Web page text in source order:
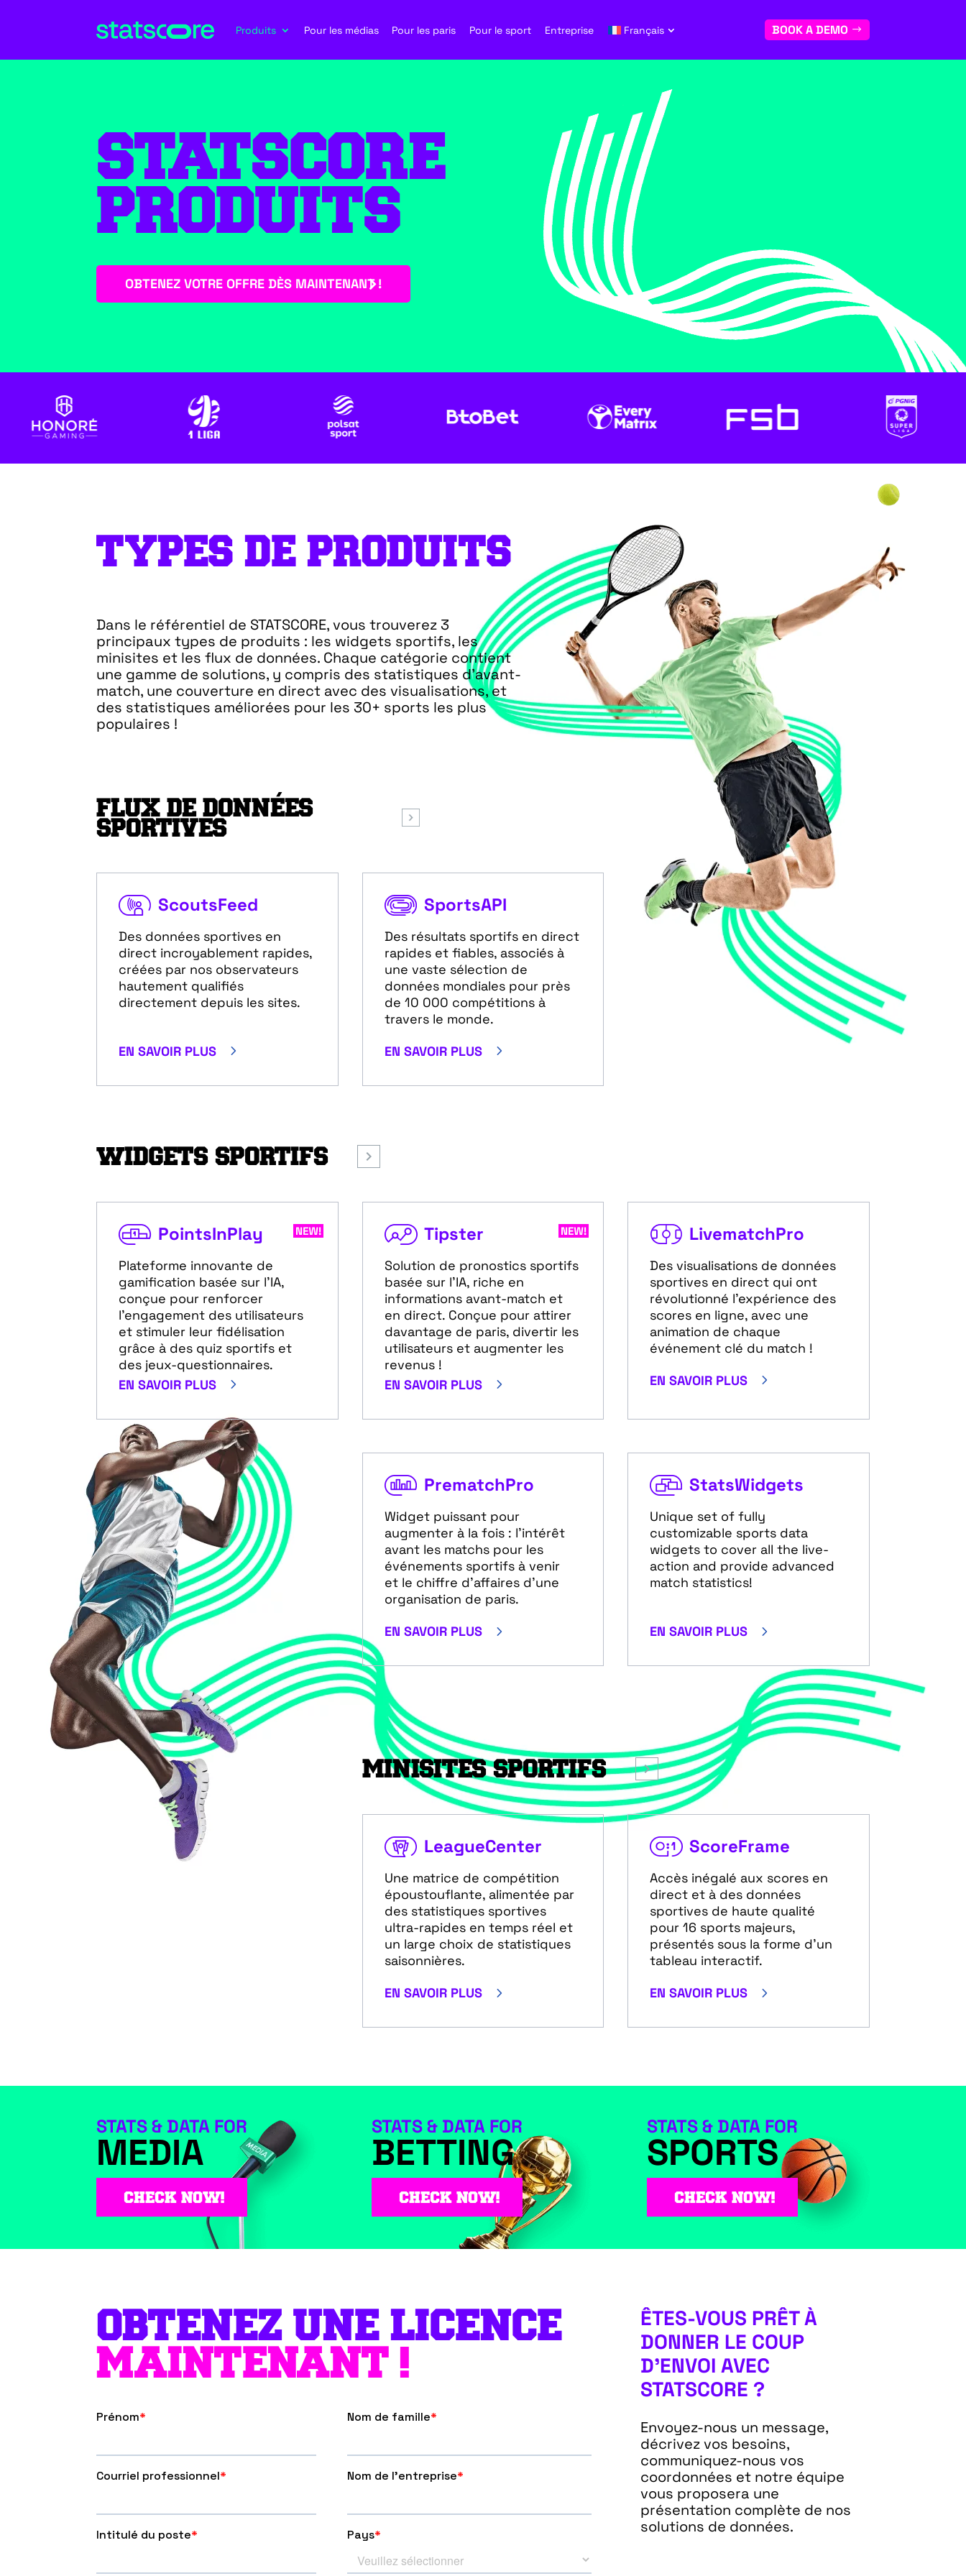
Produits Pour les médias Pour les paris Pour le sport Entreprise Français BOOK A DEMO
STATSCORE
PRODUITS
OBTENEZ VOTRE OFFRE DÈS MAINTENANT !
TYPES DE PRODUITS
Dans le référentiel de STATSCORE, vous trouverez 3
principaux types de produits : les widgets sportifs, les
minisites et les flux de données. Chaque catégorie contient
une gamme de solutions, y compris des statistiques d’avant-
match, une couverture en direct avec des visualisations, et
des statistiques améliorées pour les 30+ sports les plus
populaires !
FLUX DE DONNÉES
SPORTIVES
ScoutsFeed
Des données sportives en
direct incroyablement rapides,
créées par nos observateurs
hautement qualifiés
directement depuis les sites.
EN SAVOIR PLUS 5
SportsAPI
Des résultats sportifs en direct
rapides et fiables, associés à
une vaste sélection de
données mondiales pour près
de 10 000 compétitions à
travers le monde.
EN SAVOIR PLUS
5
WIDGETS SPORTIFS
PointsInPlay
Plateforme innovante de
gamification basée sur l'IA,
conçue pour renforcer
l'engagement des utilisateurs
et stimuler leur fidélisation
grâce à des quiz sportifs et
des jeux-questionnaires.
EN SAVOIR PLUS
5
Tipster
Solution de pronostics sportifs
basée sur l'IA, riche en
informations avant-match et
en direct. Conçue pour attirer
davantage de paris, divertir les
utilisateurs et augmenter les
revenus !
EN SAVOIR PLUS
5
LivematchPro
Des visualisations de données
sportives en direct qui ont
révolutionné l'expérience des
scores en ligne, avec une
animation de chaque
événement clé du match !
EN SAVOIR PLUS
5
PrematchPro
Widget puissant pour
augmenter à la fois : l'intérêt
avant les matchs pour les
événements sportifs à venir
et le chiffre d'affaires d'une
organisation de paris.
EN SAVOIR PLUS
5
StatsWidgets
Unique set of fully
customizable sports data
widgets to cover all the live-
action and provide advanced
match statistics!
EN SAVOIR PLUS 5
MINISITES SPORTIFS
LeagueCenter
Une matrice de compétition
époustouflante, alimentée par
des statistiques sportives
ultra-rapides en temps réel et
un large choix de statistiques
saisonnières.
EN SAVOIR PLUS
5
ScoreFrame
Accès inégalé aux scores en
direct et à des données
sportives de haute qualité
pour 16 sports majeurs,
présentés sous la forme d'un
tableau interactif.
EN SAVOIR PLUS
5
STATS & DATA FOR
MEDIA
CHECK NOW!
STATS & DATA FOR
BETTING
CHECK NOW!
STATS & DATA FOR
SPORTS
CHECK NOW!
OBTENEZ UNE LICENCE
MAINTENANT !
ÊTES-VOUS PRÊT À
DONNER LE COUP
D’ENVOI AVEC
STATSCORE ?
Envoyez-nous un message,
décrivez vos besoins,
communiquez-nous vos
coordonnées et notre équipe
vous proposera une
présentation complète de nos
solutions de données.